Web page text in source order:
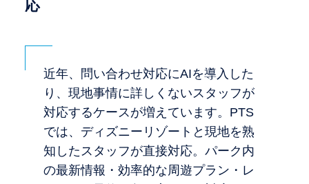
応
近年、問い合わせ対応にAIを導入した
り、現地事情に詳しくないスタッフが
対応するケースが増えています。PTS
では、ディズニーリゾートと現地を熟
知したスタッフが直接対応。パーク内
の最新情報・効率的な周遊プラン・レ